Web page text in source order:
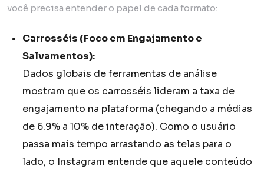
você precisa entender o papel de cada formato:
Carrosséis (Foco em Engajamento e
Salvamentos):
Dados globais de ferramentas de análise
mostram que os carrosséis lideram a taxa de
engajamento na plataforma (chegando a médias
de 6.9% a 10% de interação). Como o usuário
passa mais tempo arrastando as telas para o
lado, o Instagram entende que aquele conteúdo